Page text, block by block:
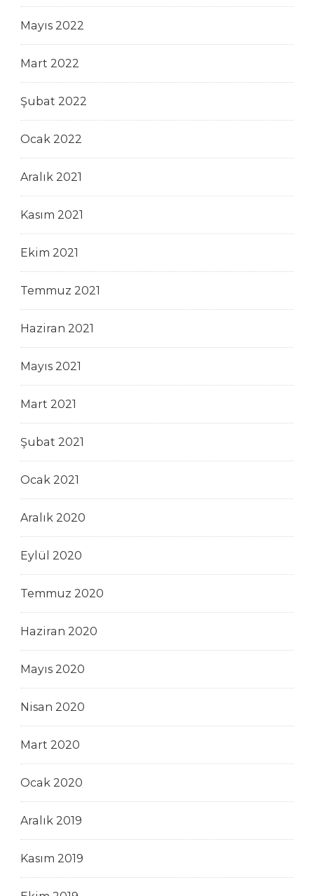
Mayıs 2022
Mart 2022
Şubat 2022
Ocak 2022
Aralık 2021
Kasım 2021
Ekim 2021
Temmuz 2021
Haziran 2021
Mayıs 2021
Mart 2021
Şubat 2021
Ocak 2021
Aralık 2020
Eylül 2020
Temmuz 2020
Haziran 2020
Mayıs 2020
Nisan 2020
Mart 2020
Ocak 2020
Aralık 2019
Kasım 2019